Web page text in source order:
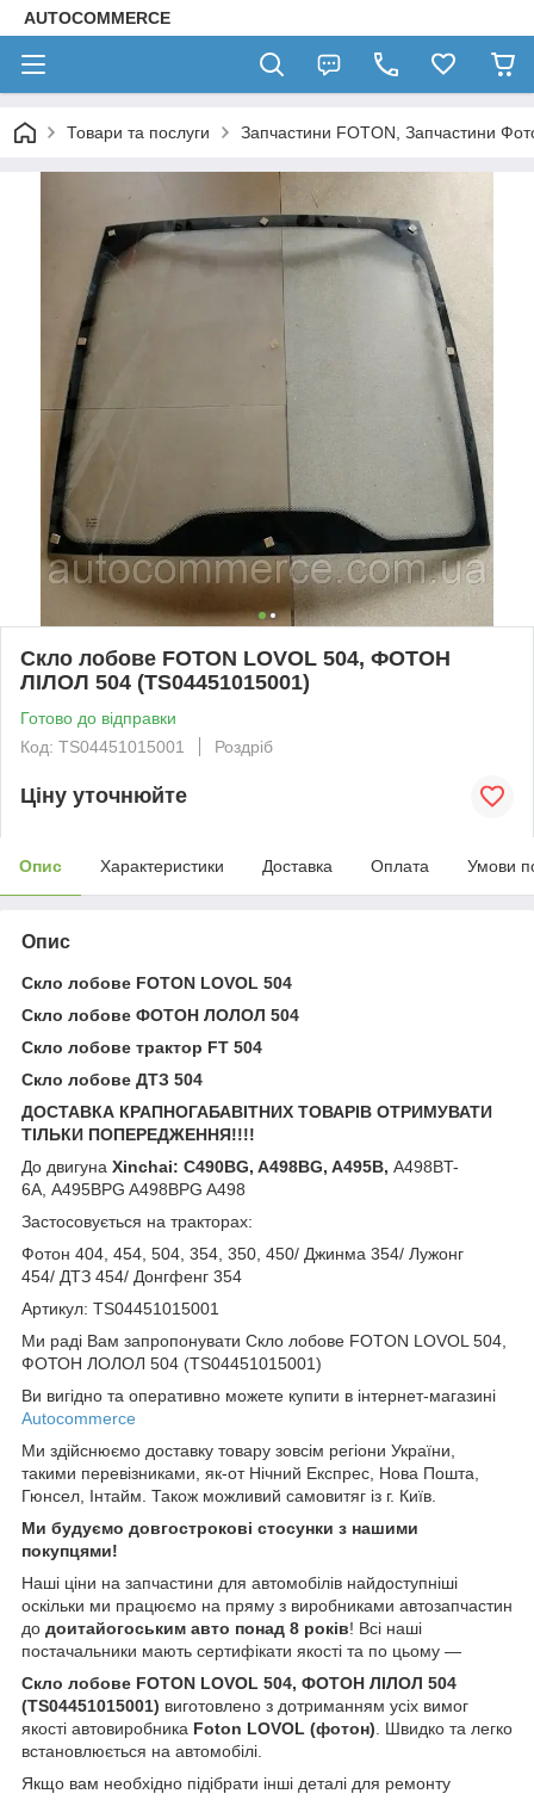
AUTOCOMMERCE
Товари та послуги Запчастини FOTON, Запчастини
Скло лобове FOTON LOVOL 504, ФОТОН
ЛІЛОЛ 504 (TS04451015001)
Готово до відправки
Код: TS04451015001
Роздріб
Ціну уточнюйте
Опис Характеристики Доставка Оплата Умови
Опис
Скло лобове FOTON LOVOL 504
Скло лобове ФОТОН ЛОЛОЛ 504
Скло лобове трактор FT 504
Скло лобове ДТЗ 504
ДОСТАВКА КРАПНОГАБАВІТНИХ ТОВАРІВ ОТРИМУВАТИ
ТІЛЬКИ ПОПЕРЕДЖЕННЯ!!!!
До двигуна Xinchai: C490BG, A498BG, A495B, A498BT-
6A, A495BPG A498BPG A498
Застосовується на тракторах:
Фотон 404, 454, 504, 354, 350, 450/ Джинма 354/ Лужонг
454/ ДТЗ 454/ Донгфенг 354
Артикул: TS04451015001
Ми раді Вам запропонувати Скло лобове FOTON LOVOL 504,
ФОТОН ЛОЛОЛ 504 (TS04451015001)
Ви вигідно та оперативно можете купити в інтернет-магазині
Autocommerce
Ми здійснюємо доставку товару зовсім регіони України,
такими перевізниками, як-от Нічний Експрес, Нова Пошта,
Гюнсел, Інтайм. Також можливий самовитяг із г. Київ.
Ми будуємо довгострокові стосунки з нашими
покупцями!
Наші ціни на запчастини для автомобілів найдоступніші
оскільки ми працюємо на пряму з виробниками автозапчастин
до доитайогоським авто понад 8 років! Всі наші
постачальники мають сертифікати якості та по цьому —
Скло лобове FOTON LOVOL 504, ФОТОН ЛІЛОЛ 504
(TS04451015001) виготовлено з дотриманням усіх вимог
якості автовиробника Foton LOVOL (фотон) . Швидко та легко
встановлюється на автомобілі.
Якщо вам необхідно підібрати інші деталі для ремонту